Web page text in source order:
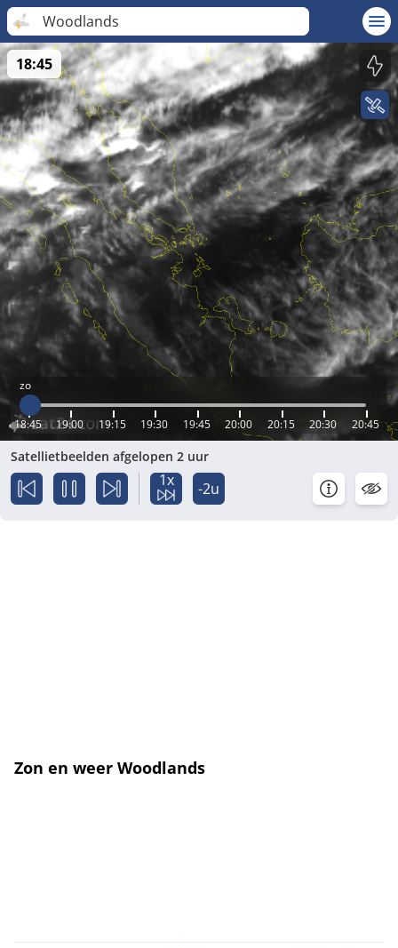
Woodlands
zo
18:45 19:00 19:15 19:30 19:45 20:00 20:15 20:30 20:45
18:45
Satellietbeelden afgelopen 2 uur
1x -2u
Zon en weer Woodlands